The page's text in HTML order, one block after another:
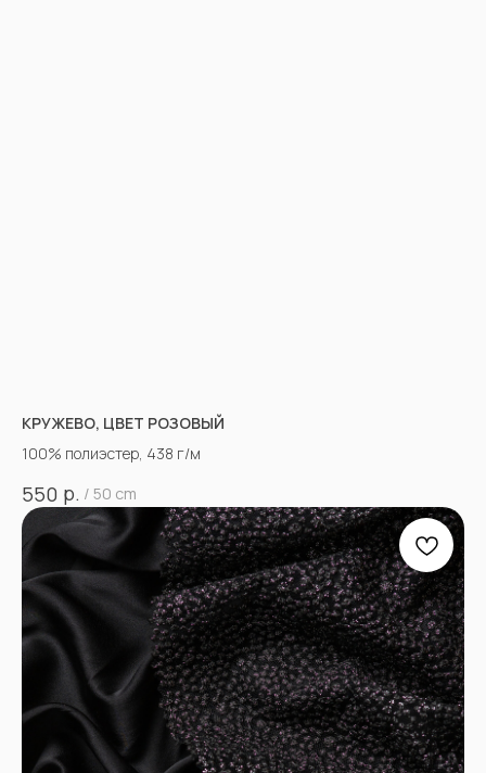
КРУЖЕВО, ЦВЕТ РОЗОВЫЙ
100% полиэстер, 438 г/м
550 р. / 50 cm